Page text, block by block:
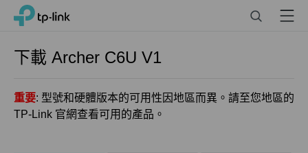
Click
navigation
TP-Link, Reliably Smart Menu
下載 Archer C6U V1
重要: 型號和硬體版本的可用性因地區而異。請至您地區的
TP-Link 官網查看可用的產品。